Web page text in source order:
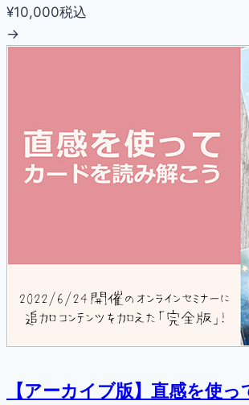
¥10,000税込
→
【アーカイブ版】直感を使